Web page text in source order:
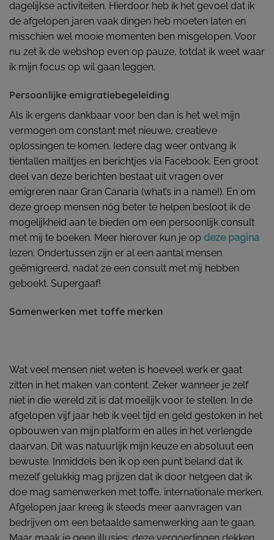
dagelijkse activiteiten. Hierdoor heb ik het gevoel dat ik
de afgelopen jaren vaak dingen heb moeten laten en
misschien wel mooie momenten ben misgelopen. Voor
nu zet ik de webshop even op pauze, totdat ik weet waar
ik mijn focus op wil gaan leggen.
Persoonlijke emigratiebegeleiding
Als ik ergens dankbaar voor ben dan is het wel mijn
vermogen om constant met nieuwe, creatieve
oplossingen te komen. Iedere dag weer ontvang ik
tientallen mailtjes en berichtjes via Facebook. Een groot
deel van deze berichten bestaat uit vragen over
emigreren naar Gran Canaria (what’s in a name!). En om
deze groep mensen nóg beter te helpen besloot ik de
mogelijkheid aan te bieden om een persoonlijk consult
met mij te boeken. Meer hierover kun je op deze pagina
lezen. Ondertussen zijn er al een aantal mensen
geëmigreerd, nadat ze een consult met mij hebben
geboekt. Supergaaf!
Samenwerken met toffe merken
Wat veel mensen niet weten is hoeveel werk er gaat
zitten in het maken van content. Zeker wanneer je zelf
niet in die wereld zit is dat moeilijk voor te stellen. In de
afgelopen vijf jaar heb ik veel tijd en geld gestoken in het
opbouwen van mijn platform en alles in het verlengde
daarvan. Dit was natuurlijk mijn keuze en absoluut een
bewuste. Inmiddels ben ik op een punt beland dat ik
mezelf gelukkig mag prijzen dat ik door hetgeen dat ik
doe mag samenwerken met toffe, internationale merken.
Afgelopen jaar kreeg ik steeds meer aanvragen van
bedrijven om een betaalde samenwerking aan te gaan.